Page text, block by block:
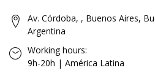
Av. Córdoba, , Buenos Aires,
Argentina
Working hours:
9h-20h | América Latina